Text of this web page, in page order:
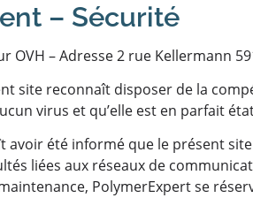
– Sécurité
OVH – Adresse 2 rue Kellermann
site reconnaît disposer de la
virus et qu’elle est en parfait
avoir été informé que le présent
liées aux réseaux de
PolymerExpert se